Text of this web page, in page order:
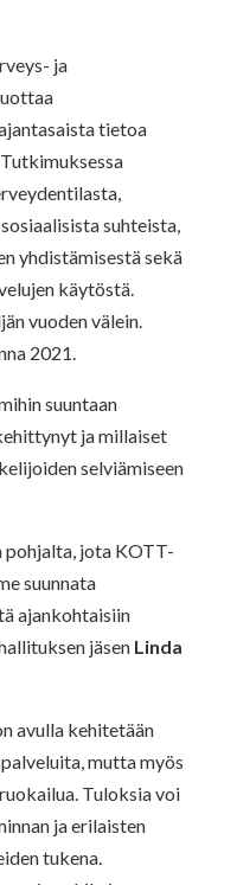
ja
tietoa
suhteista,
yhdistämisestä sekä
käytöstä.
vuoden välein.
2021.
suuntaan
ja millaiset
selviämiseen
pohjalta, jota KOTT-
suunnata
ajankohtaisiin
jäsen Linda
avulla kehitetään
mutta myös
Tuloksia voi
ja erilaisten
tukena.